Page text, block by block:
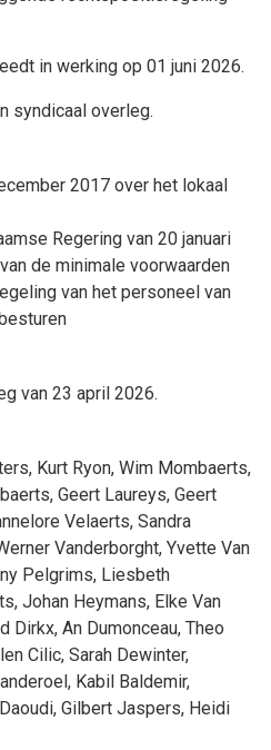
in werking op 01 juni 2026.
syndicaal overleg.
2017 over het lokaal
Regering van 20 januari
de minimale voorwaarden
van het personeel van
van 23 april 2026.
, Kurt Ryon, Wim Mombaerts,
, Geert Laureys, Geert
Velaerts, Sandra
Vanderborght, Yvette Van
Pelgrims, Liesbeth
, Johan Heymans, Elke Van
Dirkx, An Dumonceau, Theo
Cilic, Sarah Dewinter,
, Kabil Baldemir,
, Gilbert Jaspers, Heidi